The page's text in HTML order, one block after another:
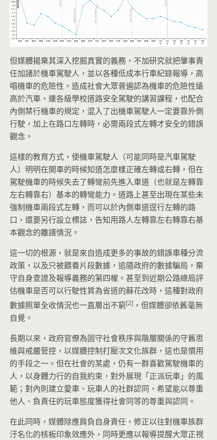
但媒體揚棄其深入挖掘真實的義務，不加研究就把肇事責
任加諸於機車駕駛人，並以各種低成本行車紀錄報導，高
唱機車的危險性。造成社會大眾普遍認為機車的危險性遠
高於汽車，連各級學校道路安全駕駛的講習課程，也配合
內側禁行機車的規定，混入了出機車駕駛人一定要靠外側
行駛，加上在路口左轉時，必需兩段式左轉才安全的錯誤
觀念。
這樣的教育方式，使機車駕駛人（可能同時是汽車駕駛
人）明明在開車的時候知道怎麼樣正確左轉或右轉，但在
駕駛機車的時候失去了轉彎前先進入車道（也就是左轉靠
左右轉靠右）基本的轉彎能力。道路上甚至出現在某些未
強制機車兩段式左轉，而可以於內側車道逕行左轉的路
口，還要另行設立標誌，告知用路人左轉靠左右轉靠右基
本觀念的離譜情況。
這一切的根源，就是來自造成更多的事故的錯誤車種分流
政策，以及只被餵養片段數據，追隨政府的數據騙局，棄
守自身查證及報導義務的第四權。甚至到近期公路總局評
估機車是否可以行駛性質為省道的蘇花改時，這種對政府
數據照單全收情況也一直層出不窮[2] ，但媒體卻依舊毫無
自覺。
長期以來，政府官僚為固守社會秩序與階層關係的守舊思
維與戒嚴管控，以媒體控制打壓次文化族群，這也是慣用
的手段之一。但在社會的某處，仍有一群喜歡駕駛機車的
人，以身體力行的自我約束，對外展現「正派玩車」的風
範；對內則建立愛車、玩車人的社群認同，希望能以尊重
他人、負責任的玩車態度獲得社會同等的尊重與認同。
在此同時，媒體除應肩負自身責任，修正以往對機車族群
汙名化的核板印象效應外，同時更應以報導提醒大眾正視